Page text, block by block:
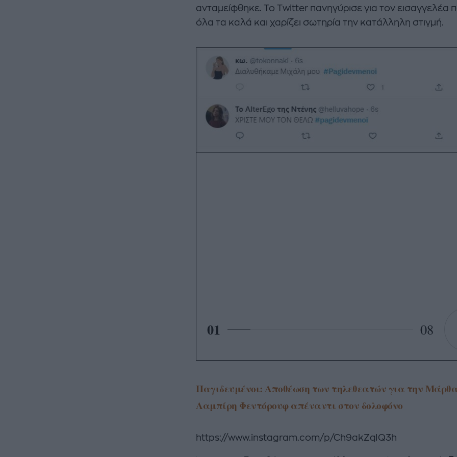
ανταμείφθηκε. Το Twitter πανηγύρισε για τον εισαγγελέα
όλα τα καλά και χαρίζει σωτηρία την κατάλληλη στιγμή.
01 08
Παγιδευμένοι: Αποθέωση των τηλεθεατών για την
Λαμπίρη Φεντόρουφ απέναντι στον δολοφόνο
https://www.instagram.com/p/Ch9akZqIQ3h